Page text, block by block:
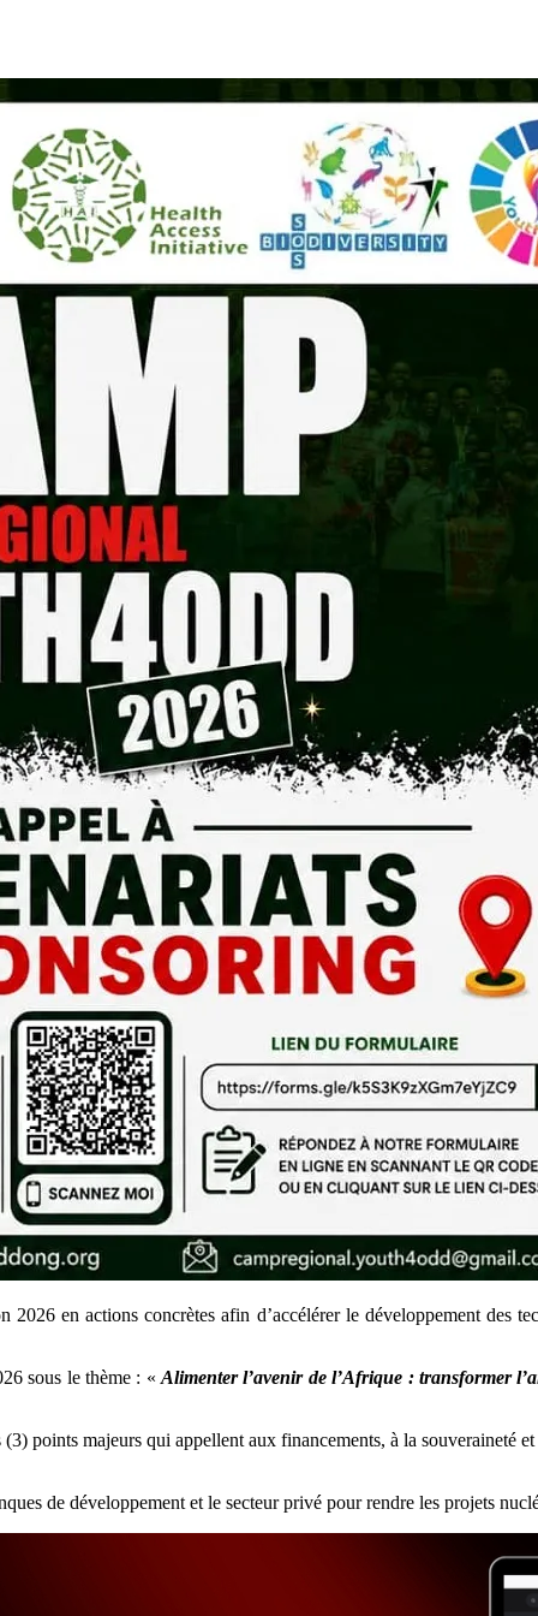
en actions concrètes afin d’accélérer le développement des
sous le thème : «Alimenter l’avenir de l’Afrique : transformer
points majeurs qui appellent aux financements, à la souveraineté
de développement et le secteur privé pour rendre les projets